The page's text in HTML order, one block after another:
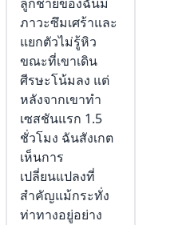
ลูกชายของฉันมี
ภาวะซึมเศร้าและ
แยกตัวไม่รู้หิว
ขณะที่เขาเดิน
ศีรษะโน้มลง แต่
หลังจากเขาทำ
เซสชันแรก 1.5
ชั่วโมง ฉันสังเกต
เห็นการ
เปลี่ยนแปลงที่
สำคัญแม้กระทั่ง
ท่าทางอยู่อย่าง